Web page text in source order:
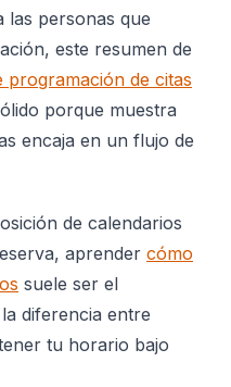
las personas que
este resumen de
programación de citas
porque muestra
encaja en un flujo de
de calendarios
aprender cómo
suele ser el
diferencia entre
tu horario bajo